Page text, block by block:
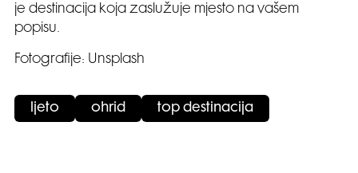
je destinacija koja zaslužuje mjesto na vašem
popisu.
Fotografije: Unsplash
ljeto ohrid top destinacija